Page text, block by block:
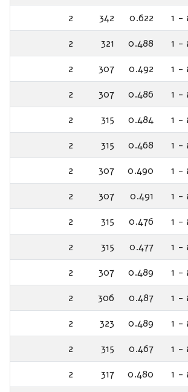
1
0.622
342
2
1
0.488
321
2
1
0.492
307
2
1
0.486
307
2
1
0.484
315
2
1
0.468
315
2
1
0.490
307
2
1
0.491
307
2
1
0.476
315
2
1
0.477
315
2
1
0.489
307
2
1
0.487
306
2
1
0.489
323
2
1
0.467
315
2
1
0.480
317
2